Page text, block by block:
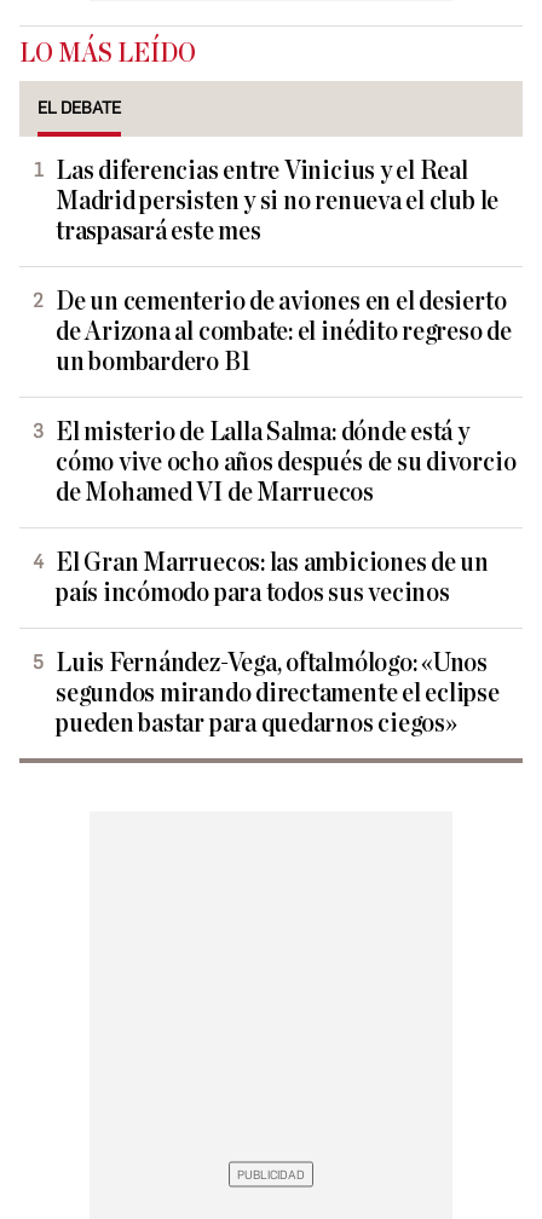
LO MÁS LEÍDO
EL DEBATE
Las diferencias entre Vinicius y el Real
Madrid persisten y si no renueva el club le
traspasará este mes
De un cementerio de aviones en el desierto
de Arizona al combate: el inédito regreso de
un bombardero B1
El misterio de Lalla Salma: dónde está y
cómo vive ocho años después de su divorcio
de Mohamed VI de Marruecos
El Gran Marruecos: las ambiciones de un
país incómodo para todos sus vecinos
Luis Fernández-Vega, oftalmólogo: «Unos
segundos mirando directamente el eclipse
pueden bastar para quedarnos ciegos»